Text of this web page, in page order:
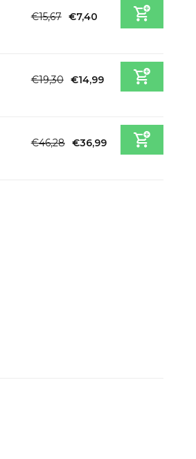
€15,67 €7,40
€19,30 €14,99
€46,28 €36,99